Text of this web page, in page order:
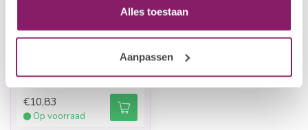
Alles toestaan
Aanpassen
Tipknipper Zilver
€10,83
Op voorraad